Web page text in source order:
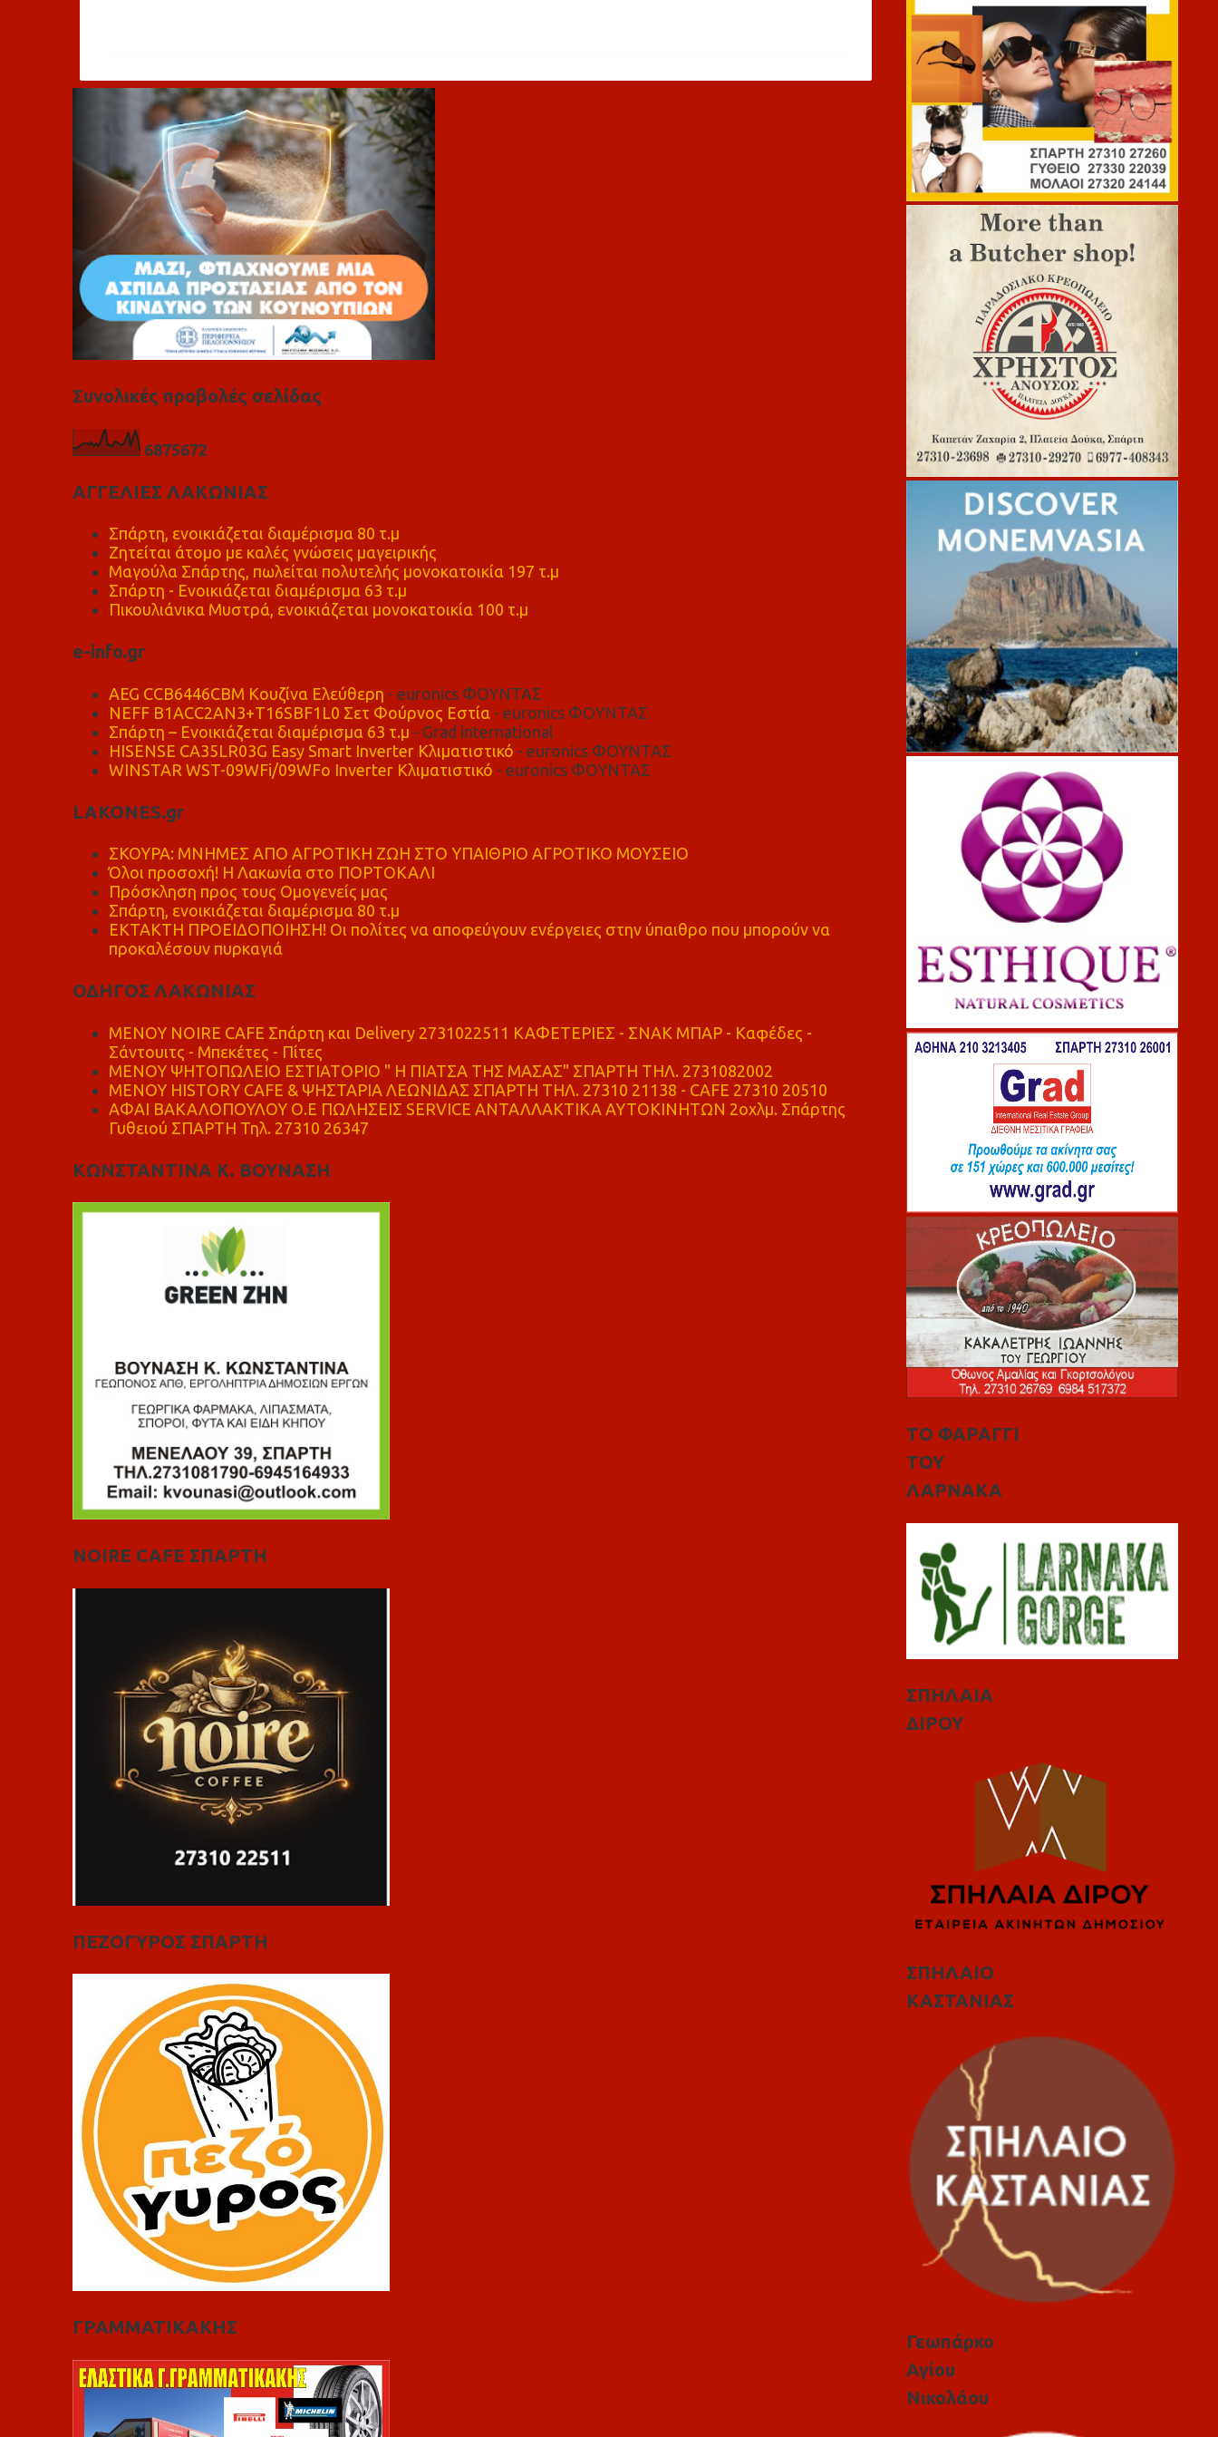
λ
Συνολικές προβολές σελίδας
6875672
ΑΓΓΕΛΙΕΣ ΛΑΚΩΝΙΑΣ
Σπάρτη, ενοικιάζεται διαμέρισμα 80 τ.μ
Ζητείται άτομο με καλές γνώσεις μαγειρικής
Μαγούλα Σπάρτης, πωλείται πολυτελής μονοκατοικία 197 τ.μ
Σπάρτη - Ενοικιάζεται διαμέρισμα 63 τ.μ
Πικουλιάνικα Μυστρά, ενοικιάζεται μονοκατοικία 100 τ.μ
e-info.gr
AEG CCB6446CBM Κουζίνα Ελεύθερη - euronics ΦΟΥΝΤΑΣ
NEFF B1ACC2AN3+T16SBF1L0 Σετ Φούρνος Εστία - euronics ΦΟΥΝΤΑΣ
Σπάρτη – Ενοικιάζεται διαμέρισμα 63 τ.μ - Grad international
HISENSE CA35LR03G Easy Smart Inverter Κλιματιστικό - euronics ΦΟΥΝΤΑΣ
WINSTAR WST-09WFi/09WFo Inverter Κλιματιστικό - euronics ΦΟΥΝΤΑΣ
LAKONES.gr
ΣΚΟΥΡΑ: ΜΝΗΜΕΣ ΑΠΟ ΑΓΡΟΤΙΚΗ ΖΩΗ ΣΤΟ ΥΠΑΙΘΡΙΟ ΑΓΡΟΤΙΚΟ ΜΟΥΣΕΙΟ
Όλοι προσοχή! Η Λακωνία στο ΠΟΡΤΟΚΑΛΙ
Πρόσκληση προς τους Ομογενείς μας
Σπάρτη, ενοικιάζεται διαμέρισμα 80 τ.μ
ΕΚΤΑΚΤΗ ΠΡΟΕΙΔΟΠΟΙΗΣΗ! Οι πολίτες να αποφεύγουν ενέργειες στην ύπαιθρο που μπορούν να
προκαλέσουν πυρκαγιά
ΟΔΗΓΟΣ ΛΑΚΩΝΙΑΣ
MENOY NOIRE CAFE Σπάρτη και Delivery 2731022511 ΚΑΦΕΤΕΡΙΕΣ - ΣΝΑΚ ΜΠΑΡ - Καφέδες -
Σάντουιτς - Μπεκέτες - Πίτες
ΜΕΝΟΥ ΨΗΤΟΠΩΛΕΙΟ ΕΣΤΙΑΤΟΡΙΟ " Η ΠΙΑΤΣΑ ΤΗΣ ΜΑΣΑΣ" ΣΠΑΡΤΗ ΤΗΛ. 2731082002
ΜΕΝΟΥ HISTORY CAFE & ΨΗΣΤΑΡΙΑ ΛΕΩΝΙΔΑΣ ΣΠΑΡΤΗ ΤΗΛ. 27310 21138 - CAFE 27310 20510
ΑΦΑΙ ΒΑΚΑΛΟΠΟΥΛΟΥ Ο.Ε ΠΩΛΗΣΕΙΣ SERVICE ΑΝΤΑΛΛΑΚΤΙΚΑ ΑΥΤΟΚΙΝΗΤΩΝ 2οχλμ. Σπάρτης
Γυθειού ΣΠΑΡΤΗ Τηλ. 27310 26347
ΚΩΝΣΤΑΝΤΙΝΑ Κ. ΒΟΥΝΑΣΗ
NOIRE CAFE ΣΠΑΡΤΗ
ΠΕΖΟΓΥΡΟΣ ΣΠΑΡΤΗ
ΓΡΑΜΜΑΤΙΚΑΚΗΣ
ΤΟ ΦΑΡΑΓΓΙ
ΤΟΥ
ΛΑΡΝΑΚΑ
ΣΠΗΛΑΙΑ
ΔΙΡΟΥ
ΣΠΗΛΑΙΟ
ΚΑΣΤΑΝΙΑΣ
Γεωπάρκο
Αγίου
Νικολάου